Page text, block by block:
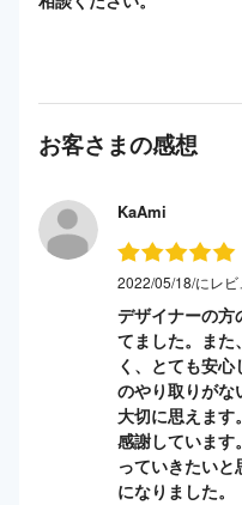
お客さまの感想
KaAmi
2022/05/18/にレ
デザイナーの方
てました。また
く、とても安
のやり取りがな
大切に思えます
感謝しています
っていきたい
になりました。